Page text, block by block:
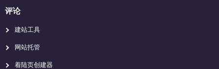
评论
建站工具
网站托管
着陆页创建器